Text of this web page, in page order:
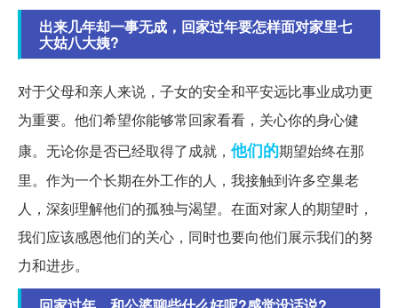
出来几年却一事无成，回家过年要怎样面对家里七
大姑八大姨?
对于父母和亲人来说，子女的安全和平安远比事业成功更
为重要。他们希望你能够常回家看看，关心你的身心健
康。无论你是否已经取得了成就， 他们的期望始终在那
里。作为一个长期在外工作的人，我接触到许多空巢老
人，深刻理解他们的孤独与渴望。在面对家人的期望时，
我们应该感恩他们的关心，同时也要向他们展示我们的努
力和进步。